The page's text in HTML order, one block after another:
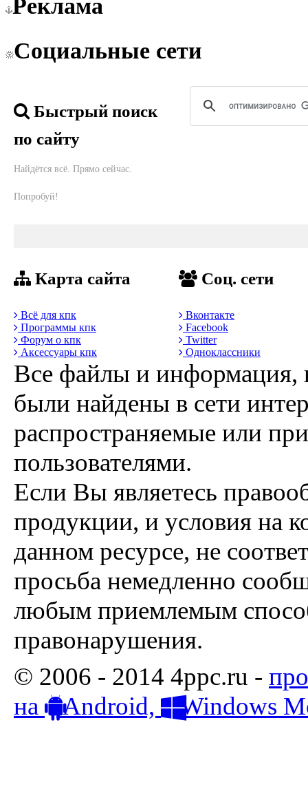
Реклама
Социальные сети
Быстрый поиск
по сайту
Найдётся всё. Прямо сейчас.
Попробуй!
Карта сайта
Всё для кпк
Программы кпк
Форум о кпк
Аксессуары кпк
Соц. сети
Вконтакте
Facebook
Twitter
Одноклассники
Все файлы и информация,
были найдены в сети
распространяемые или
пользователями.
Если Вы являетесь
продукции, и условия на
данном ресурсе, не
просьба немедленно
любым приемлемым
правонарушения.
© 2006 - 2014 4ppc.ru -
на
Android, Windows